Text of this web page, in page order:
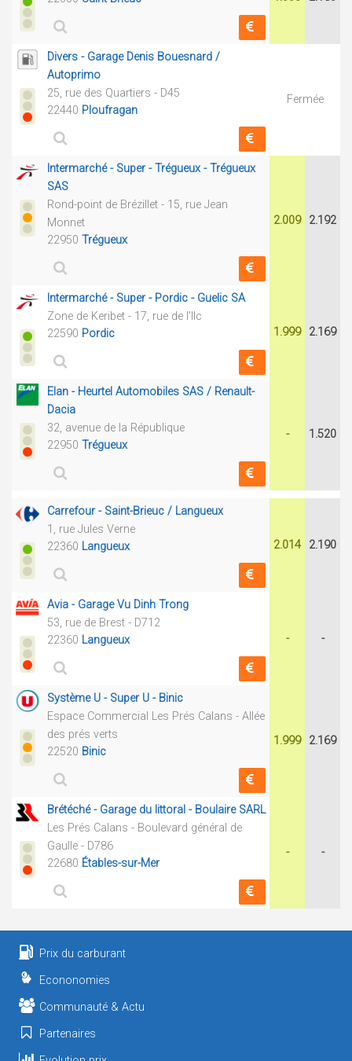
Divers - Garage Denis Bouesnard /
Autoprimo
25, rue des Quartiers - D45
22440 Ploufragan
Fermée
Intermarché - Super - Trégueux - Trégueux
SAS
Rond-point de Brézillet - 15, rue Jean
Monnet
22950 Trégueux
2.009 2.192
Intermarché - Super - Pordic - Guelic SA
Zone de Keribet - 17, rue de l'Ilc
22590 Pordic 1.999 2.169
Elan - Heurtel Automobiles SAS / Renault-
Dacia
32, avenue de la République
22950 Trégueux
- 1.520
Carrefour - Saint-Brieuc / Langueux
1, rue Jules Verne
22360 Langueux 2.014 2.190
Avia - Garage Vu Dinh Trong
53, rue de Brest - D712
22360 Langueux - -
Système U - Super U - Binic
Espace Commercial Les Prés Calans - Allée
des prés verts
22520 Binic
1.999 2.169
Brétéché - Garage du littoral - Boulaire SARL
Les Prés Calans - Boulevard général de
Gaulle - D786
22680 Étables-sur-Mer
- -
Prix du carburant
Econonomies
Communauté & Actu
Partenaires